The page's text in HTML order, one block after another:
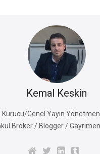
Kemal Keskin
Kurucu/Genel Yayın
Broker / Blogger /